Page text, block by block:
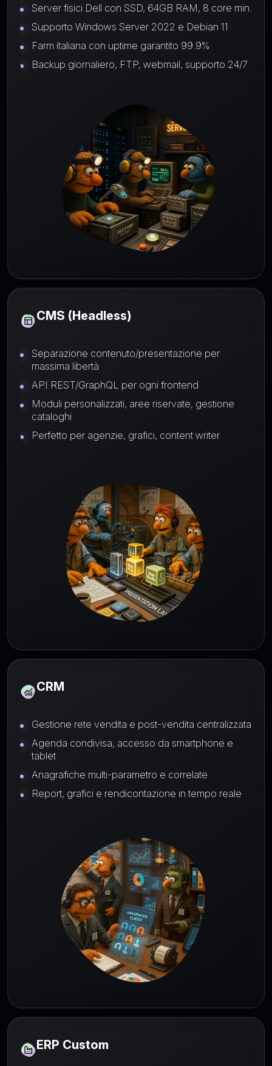
Server fisici Dell con SSD, 64GB RAM, 8 core min.
Supporto Windows Server 2022 e Debian 11
Farm italiana con uptime garantito 99.9%
Backup giornaliero, FTP, webmail, supporto 24/7
CMS (Headless)
Separazione contenuto/presentazione per
massima libertà
API REST/GraphQL per ogni frontend
Moduli personalizzati, aree riservate, gestione
cataloghi
Perfetto per agenzie, grafici, content writer
CRM
Gestione rete vendita e post-vendita centralizzata
Agenda condivisa, accesso da smartphone e
tablet
Anagrafiche multi-parametro e correlate
Report, grafici e rendicontazione in tempo reale
ERP Custom